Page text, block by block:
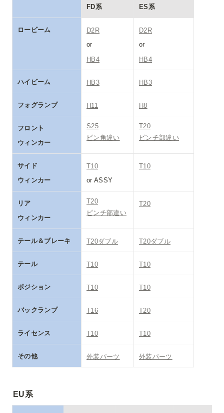
FD系 ES系
ロービーム
D2R
or
HB4
D2R
or
HB4
ハイビーム HB3 HB3
フォグランプ H11 H8
フロント
ウィンカー
S25
ピン角違い
T20
ピンチ部違い
サイド
ウィンカー
T10
or ASSY
T10
リア
ウィンカー
T20
ピンチ部違い
T20
テール＆ブレーキ T20ダブル T20ダブル
テール T10 T10
ポジション T10 T10
バックランプ T16 T20
ライセンス T10 T10
その他 外装パーツ 外装パーツ
EU系